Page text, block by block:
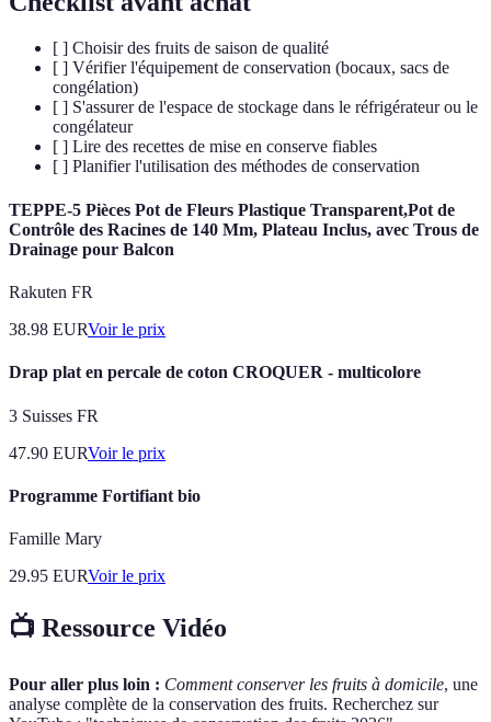
[ ] Choisir des fruits de saison de qualité
[ ] Vérifier l'équipement de conservation (bocaux, sacs de
congélation)
[ ] S'assurer de l'espace de stockage dans le réfrigérateur ou le
congélateur
[ ] Lire des recettes de mise en conserve fiables
[ ] Planifier l'utilisation des méthodes de conservation
TEPPE-5 Pièces Pot de Fleurs Plastique Transparent,Pot de
Contrôle des Racines de 140 Mm, Plateau Inclus, avec Trous de
Drainage pour Balcon
Rakuten FR
38.98 EURVoir le prix
Drap plat en percale de coton CROQUER - multicolore
3 Suisses FR
47.90 EURVoir le prix
Programme Fortifiant bio
Famille Mary
29.95 EURVoir le prix
📺 Ressource Vidéo
Pour aller plus loin : Comment conserver les fruits à domicile, une
analyse complète de la conservation des fruits. Recherchez sur